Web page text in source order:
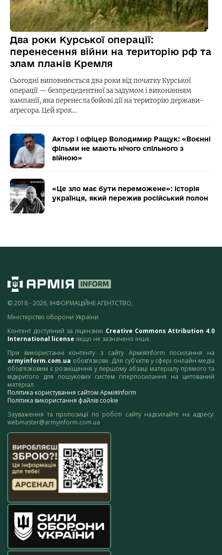
Два роки Курської операції:
перенесення війни на територію рф та
злам планів Кремля
Сьогодні виповнюється два роки від початку Курської
операції — безпрецедентної за задумом і виконанням
кампанії, яка перенесла бойові дії на територію держави-
агресора. Цей крок…
Актор і офіцер Володимир Ращук: «Воєнні
фільми не мають нічого спільного з
війною»
«Це зло має бути переможене»: історія
українця, який пережив російський полон
© 2018 - 2026, ІНФОРМАЦІЙНЕ АГЕНТСТВО,
Міністерство оборони України
Контент доступний за ліцензією Creative Commons Attribution 4.0
International license якщо не зазначено інше.
При використанні контенту з сайту АрміяInform посилання на
armyinform.com.ua обов’язкове. Для суб’єктів у сфері онлайн-медіа
обов’язковим є розміщення у першому абзаці матеріалу прямого та
відкритого для пошукових систем гіперпосилання на цитований
матеріал.
Політика користування сайтом АрміяInform
Політика використання файлів cookie
Зауваження та пропозиції по роботі сайту надсилайте на адресу:
webmaster@armyinform.com.ua